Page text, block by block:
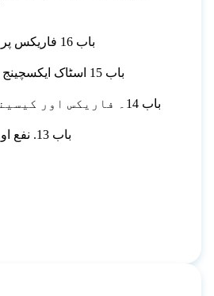
باب 16 فاریکس پر کموڈیٹیز کرنسیاں
باب 15 اسٹاک ایکسچینج اور اسٹاک انڈیکس
باب 14۔ فاریکس اور کیسینو: کیا فرق ہے؟
باب 13. نفع اور نقصان کا حساب